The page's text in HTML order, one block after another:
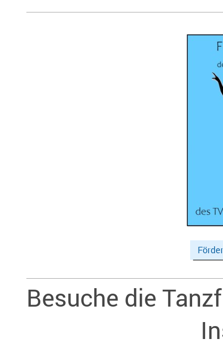
Besuche die